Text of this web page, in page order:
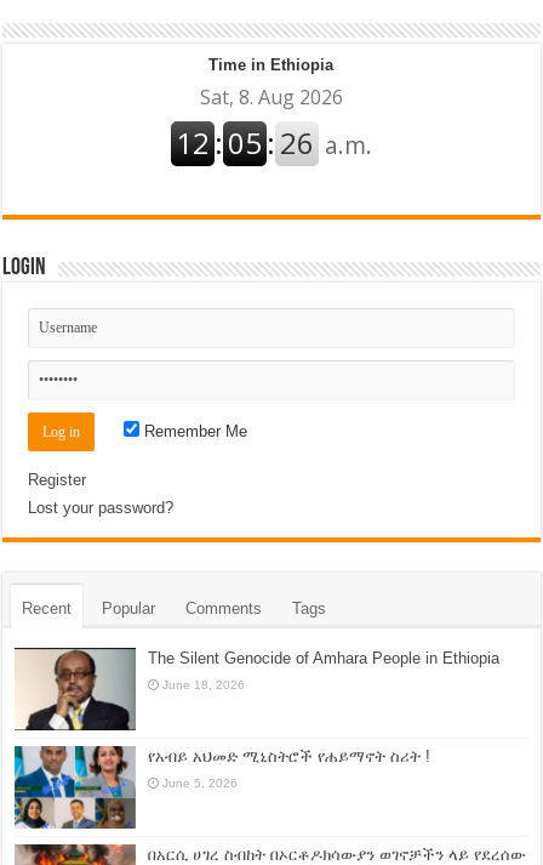
Time in Ethiopia
Login
Remember Me
Register
Lost your password?
Recent Popular Comments Tags
The Silent Genocide of Amhara People in Ethiopia
June 18, 2026
የአብይ አህመድ ሚኒስትሮች የሐይማኖት ስሪት !
June 5, 2026
በአርሲ ሀገረ ስብከት በኦርቶዶክሳውያን ወገኖቻችን ላይ የደረሰው